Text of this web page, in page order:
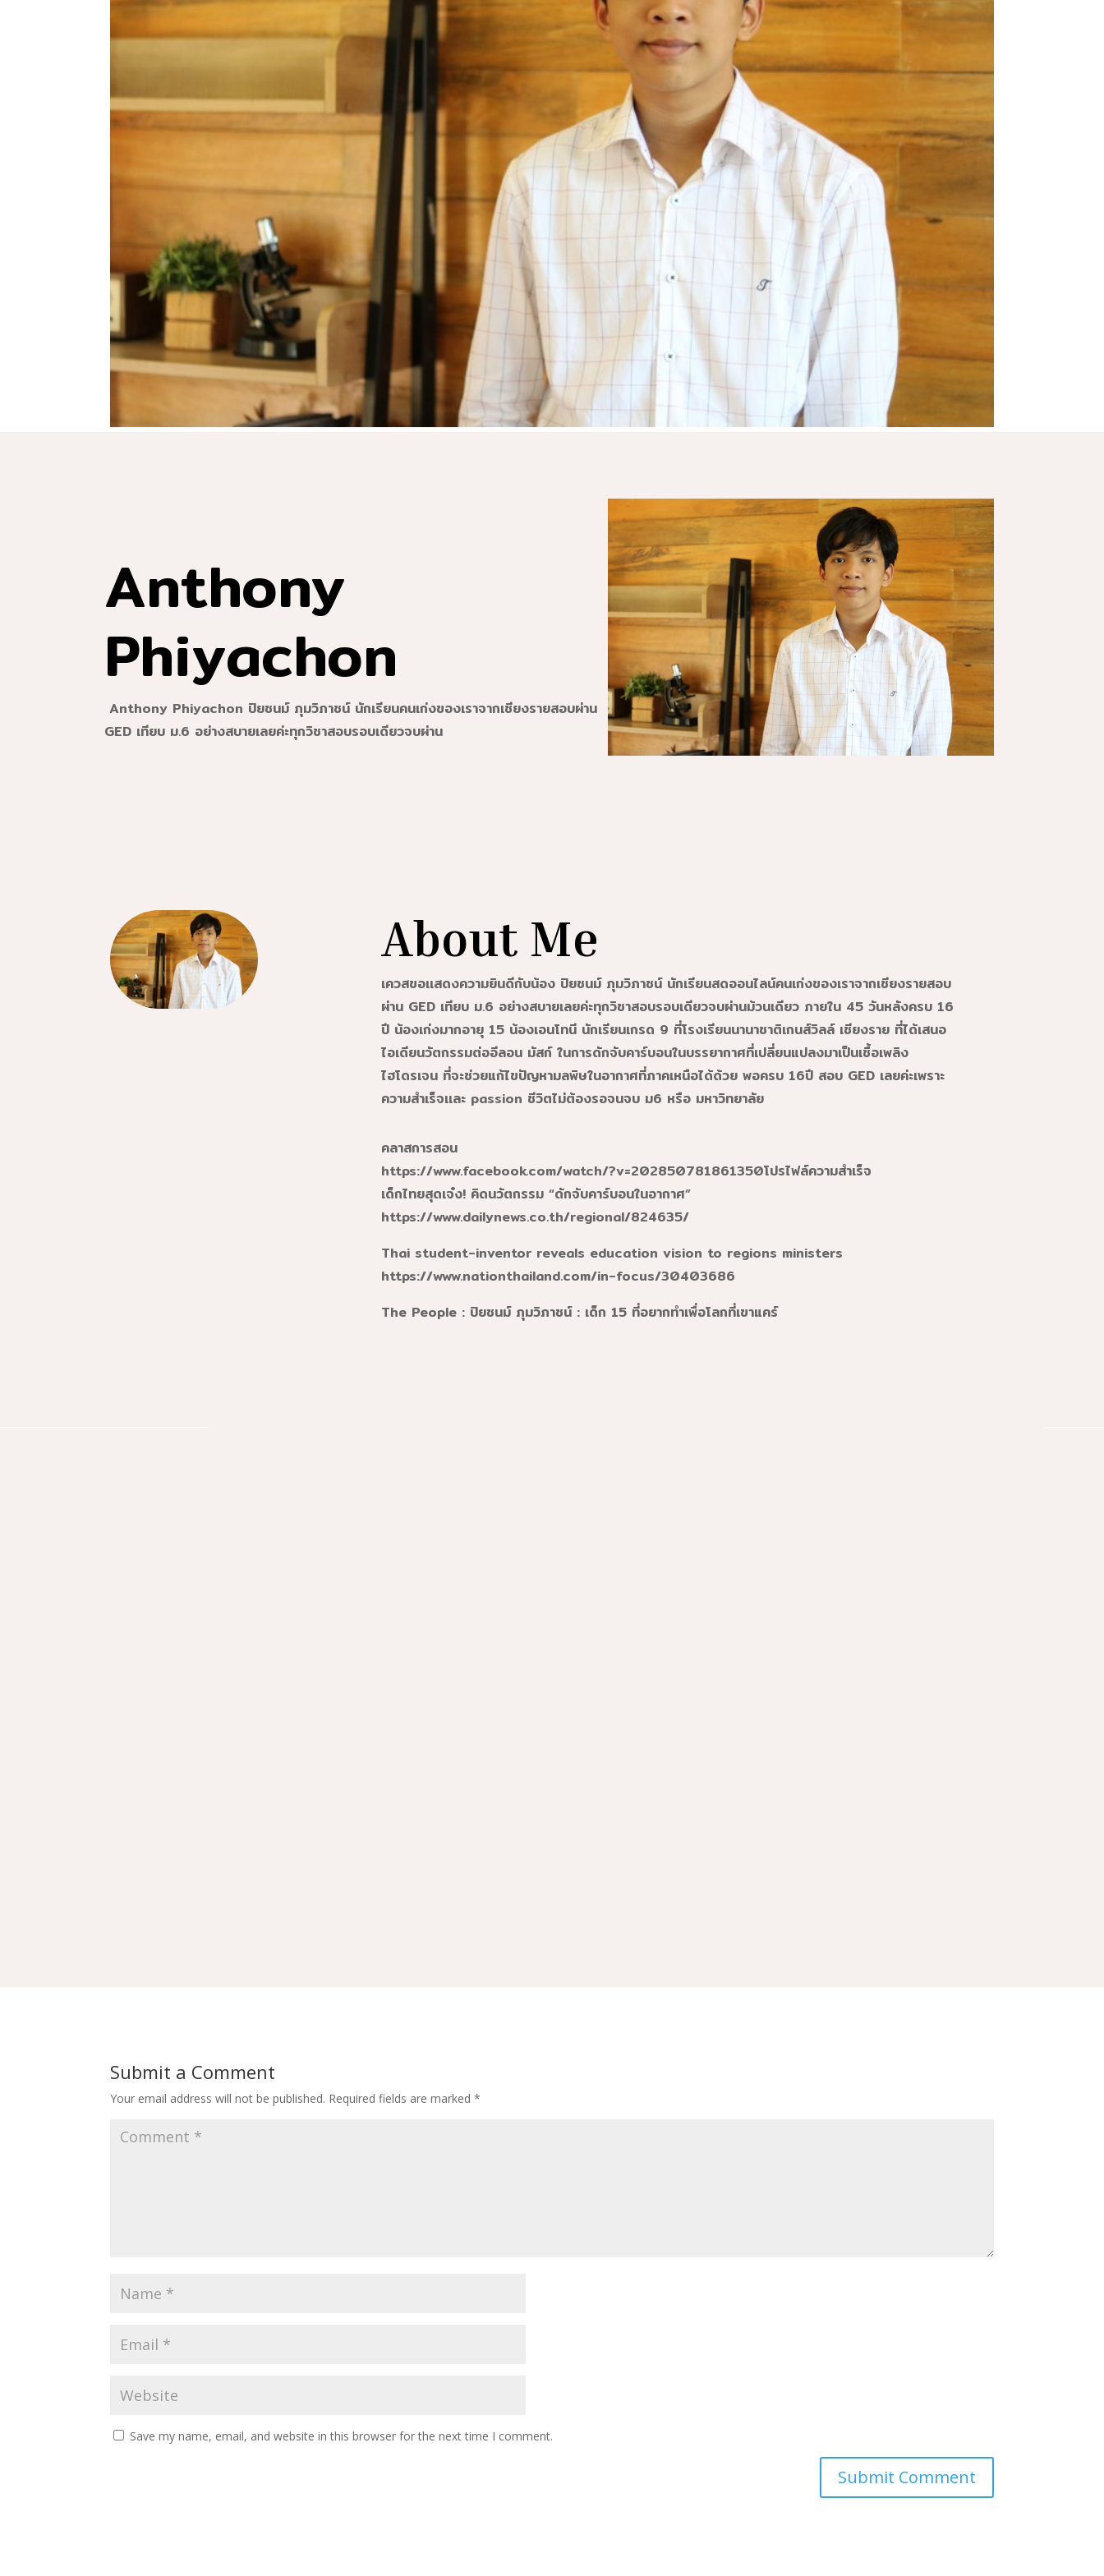
Anthony
Phiyachon
Anthony Phiyachon ปิยชนม์ ภุมวิภาชน์ นักเรียนคนเก่งของเราจากเชียงรายสอบผ่าน
GED เทียบ ม.6 อย่างสบายเลยค่ะทุกวิชาสอบรอบเดียวจบผ่าน
About Me
เควสขอเเสดงความยินดีกับน้อง ปิยชนม์ ภุมวิภาชน์ นักเรียนสดออนไลน์คนเก่งของเราจากเชียงรายสอบ
ผ่าน GED เทียบ ม.6 อย่างสบายเลยค่ะทุกวิชาสอบรอบเดียวจบผ่านม้วนเดียว ภายใน 45 วันหลังครบ 16
ปี น้องเก่งมากอายุ 15 น้องเอนโทนี นักเรียนเกรด 9 ที่โรงเรียนนานาชาติเกนส์วิลล์ เชียงราย ที่ได้เสนอ
ไอเดียนวัตกรรมต่ออีลอน มัสก์ ในการดักจับคาร์บอนในบรรยากาศที่เปลี่ยนแปลงมาเป็นเชื้อเพลิง
ไฮโดรเจน ที่จะช่วยแก้ไขปัญหามลพิษในอากาศที่ภาคเหนือได้ด้วย พอครบ 16ปี สอบ GED เลยค่ะเพราะ
ความสําเร็จเเละ passion ชีวิตไม่ต้องรอจนจบ ม6 หรือ มหาวิทยาลัย
คลาสการสอน
https://www.facebook.com/watch/?v=202850781861350โปรไฟล์ความสำเร็จ
เด็กไทยสุดเจ๋ง! คิดนวัตกรรม “ดักจับคาร์บอนในอากาศ”
https://www.dailynews.co.th/regional/824635/
Thai student-inventor reveals education vision to regions ministers
https://www.nationthailand.com/in-focus/30403686
The People : ปิยชนม์ ภุมวิภาชน์ : เด็ก 15 ที่อยากทำเพื่อโลกที่เขาแคร์
Submit a Comment
Your email address will not be published. Required fields are marked*
Save my name, email, and website in this browser for the next time I comment.